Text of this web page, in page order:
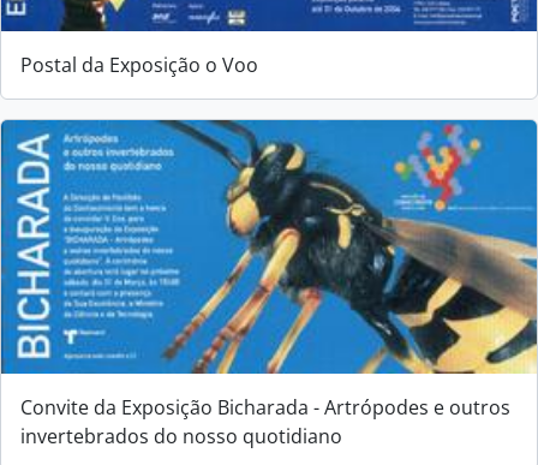
Postal da Exposição o Voo
Convite da Exposição Bicharada - Artrópodes e outros
invertebrados do nosso quotidiano